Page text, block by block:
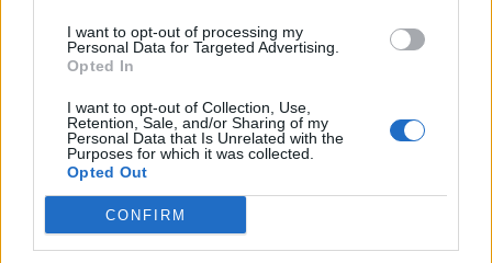
I want to opt-out of processing my
Personal Data for Targeted Advertising.
Opted In
I want to opt-out of Collection, Use,
Retention, Sale, and/or Sharing of my
Personal Data that Is Unrelated with the
Purposes for which it was collected.
Opted Out
CONFIRM
X